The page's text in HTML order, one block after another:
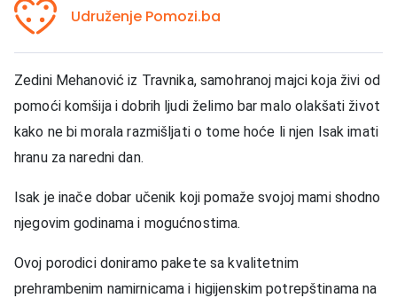
Udruženje Pomozi.ba
Zedini Mehanović iz Travnika, samohranoj majci koja živi od
pomoći komšija i dobrih ljudi želimo bar malo olakšati život
kako ne bi morala razmišljati o tome hoće li njen Isak imati
hranu za naredni dan.
Isak je inače dobar učenik koji pomaže svojoj mami shodno
njegovim godinama i mogućnostima.
Ovoj porodici doniramo pakete sa kvalitetnim
prehrambenim namirnicama i higijenskim potrepštinama na